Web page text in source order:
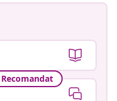
Recomandat